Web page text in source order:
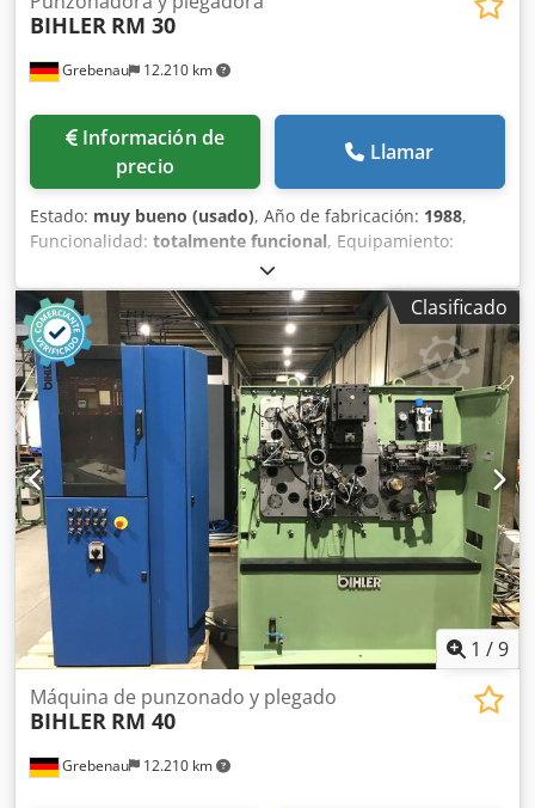
Grebenau 12.210 km
BIHLER RM 30
Información de
precio
Llamar
Estado: muy bueno (usado), Año de fabricación: 1988,
Funcionalidad: totalmente funcional, Equipamiento:
Chodpfx Ajtmtzkegdoa 1 pinza alimentadora derecha 1
prensa excéntrica 70 kN 3 unidades de carro estrecho 1
eje de control Rango de trabajo: Rango de grosor del
alambre: 0,5 - 3,0 mm Ancho de banda: máx. 40 mm
Longitud de avance: máx. 240 mm Producción: máx.
400/min
Clasificado
1 /9
Grebenau 12.210 km
Máquina de punzonado y plegado
BIHLER RM 40